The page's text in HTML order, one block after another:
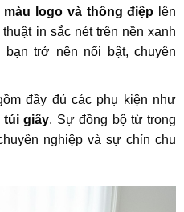
logo và thông điệp lên
in sắc nét trên nền xanh
trở nên nổi bật, chuyên
đầy đủ các phụ kiện như
túi giấy. Sự đồng bộ từ trong
nghiệp và sự chỉn chu